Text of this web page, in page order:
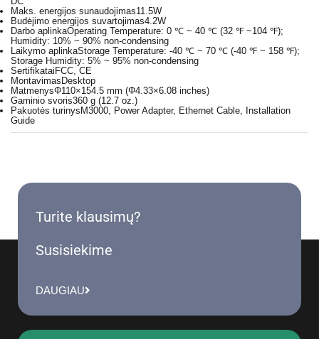
Maks. energijos sunaudojimas11.5W
Budėjimo energijos suvartojimas4.2W
Darbo aplinkaOperating Temperature: 0 ℃ ~ 40 ℃ (32 ℉ ~104 ℉);
Humidity: 10% ~ 90% non-condensing
Laikymo aplinkaStorage Temperature: -40 ℃ ~ 70 ℃ (-40 ℉ ~ 158 ℉);
Storage Humidity: 5% ~ 95% non-condensing
SertifikataiFCC, CE
MontavimasDesktop
MatmenysΦ110×154.5 mm (Φ4.33×6.08 inches)
Gaminio svoris360 g (12.7 oz.)
Pakuotės turinysM3000, Power Adapter, Ethernet Cable, Installation
Guide
Turite klausimų?
Susisiekime
DAUGIAU